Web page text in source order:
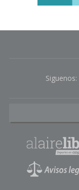
Siguenos: